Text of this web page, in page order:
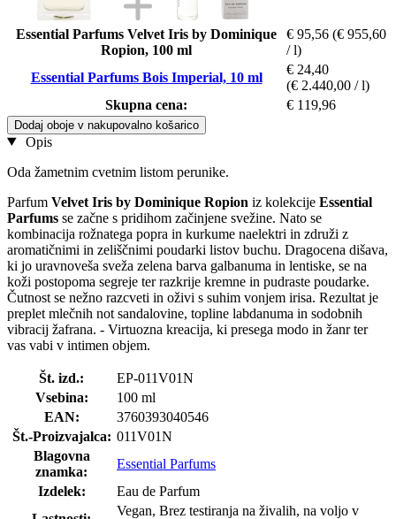
Essential Parfums Velvet Iris by Dominique
Ropion, 100 ml
€ 95,56 (€ 955,60
/ l)
Essential Parfums Bois Imperial, 10 ml
€ 24,40
(€ 2.440,00 / l)
Skupna cena:
€ 119,96
Dodaj oboje v nakupovalno košarico
Opis
Oda žametnim cvetnim listom perunike.
Parfum Velvet Iris by Dominique Ropion iz kolekcije Essential
Parfums se začne s pridihom začinjene svežine. Nato se
kombinacija rožnatega popra in kurkume naelektri in združi z
aromatičnimi in zeliščnimi poudarki listov buchu. Dragocena dišava,
ki jo uravnoveša sveža zelena barva galbanuma in lentiske, se na
koži postopoma segreje ter razkrije kremne in pudraste poudarke.
Čutnost se nežno razcveti in oživi s suhim vonjem irisa. Rezultat je
preplet mlečnih not sandalovine, topline labdanuma in sodobnih
vibracij žafrana. - Virtuozna kreacija, ki presega modo in žanr ter
vas vabi v intimen objem.
Št. izd.:
EP-011V01N
Vsebina:
100 ml
EAN:
3760393040546
Št.-Proizvajalca: 011V01N
Blagovna
znamka:
Essential Parfums
Izdelek:
Eau de Parfum
Vegan, Brez testiranja na živalih, na voljo v